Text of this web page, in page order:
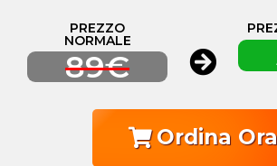
PREZZO
NORMALE
89€
Ordina Ora